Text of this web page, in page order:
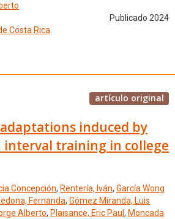
Publicado 2024
Costa Rica
artículo original
induced by
training in college
Concepción, Rentería, Iván, García Wong
Fernanda, Gómez Miranda, Luis
Alberto, Plaisance, Eric Paul , Moncada